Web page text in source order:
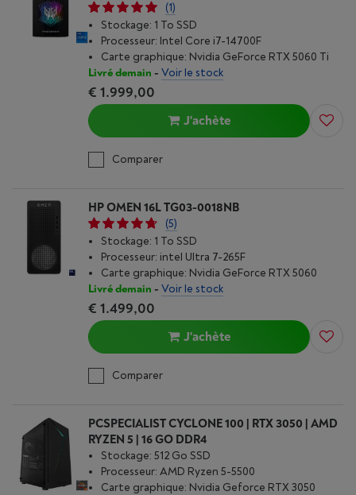
(1)
Stockage: 1 To SSD
Processeur: Intel Core i7-14700F
Carte graphique: Nvidia GeForce RTX 5060 Ti
Livré demain - Voir le stock
€ 1.999,00
J'achète
Comparer
HP OMEN 16L TG03-0018NB
(5)
Stockage: 1 To SSD
Processeur: intel Ultra 7-265F
Carte graphique: Nvidia GeForce RTX 5060
Livré demain - Voir le stock
€ 1.499,00
J'achète
Comparer
PCSPECIALIST CYCLONE 100 | RTX 3050 | AMD
RYZEN 5 | 16 GO DDR4
Stockage: 512 Go SSD
Processeur: AMD Ryzen 5-5500
Carte graphique: Nvidia Geforce RTX 3050